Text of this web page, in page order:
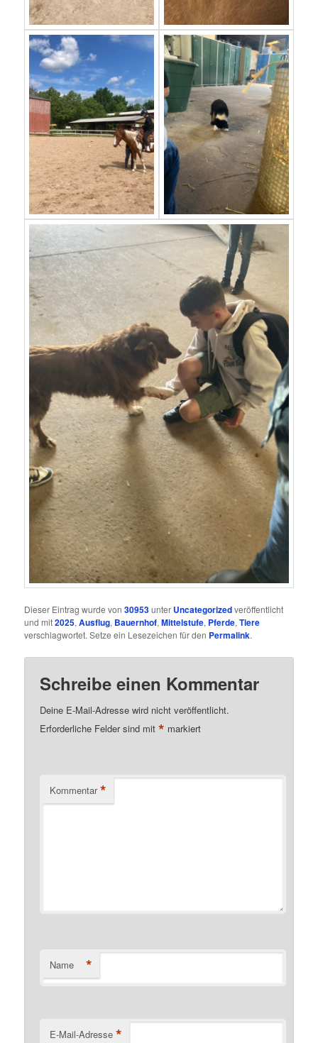
Dieser Eintrag wurde von30953unter Uncategorizedveröffentlicht
und mit2025,Ausflug, Bauernhof,Mittelstufe, Pferde,Tiere
verschlagwortet. Setze ein Lesezeichen für den Permalink.
Schreibe einen Kommentar
Deine E-Mail-Adresse wird nicht veröffentlicht.
Erforderliche Felder sind mit* markiert
Kommentar *
Name *
E-Mail-Adresse *